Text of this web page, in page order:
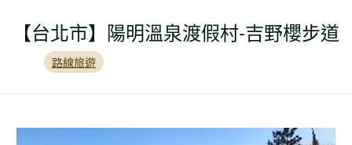
【新北市】金字碑古道牡丹山至黃金博
【台北市】陽明溫泉渡假村-吉野櫻步道
路線旅遊